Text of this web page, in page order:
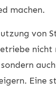
machen.
von
nicht
Eine